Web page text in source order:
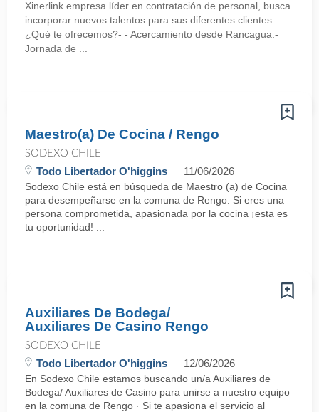
Xinerlink empresa líder en contratación de personal, busca
incorporar nuevos talentos para sus diferentes clientes.
¿Qué te ofrecemos?- - Acercamiento desde Rancagua.-
Jornada de ...
Maestro(a) De Cocina / Rengo
SODEXO CHILE
Todo Libertador O'higgins 11/06/2026
Sodexo Chile está en búsqueda de Maestro (a) de Cocina
para desempeñarse en la comuna de Rengo. Si eres una
persona comprometida, apasionada por la cocina ¡esta es
tu oportunidad! ...
Auxiliares De Bodega/
Auxiliares De Casino Rengo
SODEXO CHILE
Todo Libertador O'higgins 12/06/2026
En Sodexo Chile estamos buscando un/a Auxiliares de
Bodega/ Auxiliares de Casino para unirse a nuestro equipo
en la comuna de Rengo · Si te apasiona el servicio al